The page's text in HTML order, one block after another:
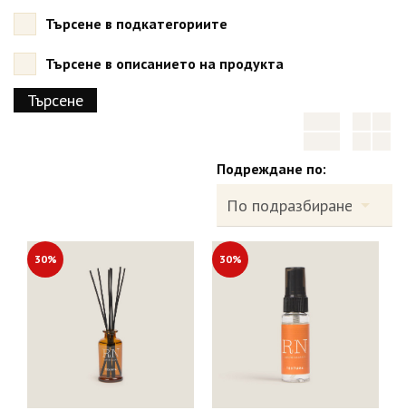
Търсене в подкатегориите
Търсене в описанието на продукта
Подреждане по:
30% 30%